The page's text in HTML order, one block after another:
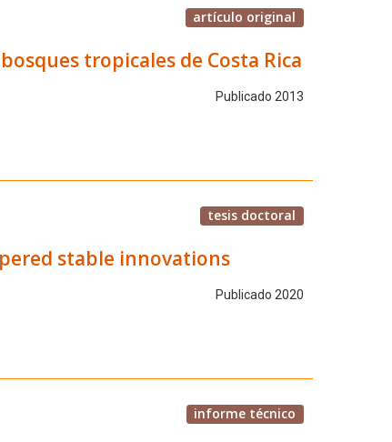
artículo original
tropicales de Costa Rica
Publicado 2013
tesis doctoral
stable innovations
Publicado 2020
informe técnico